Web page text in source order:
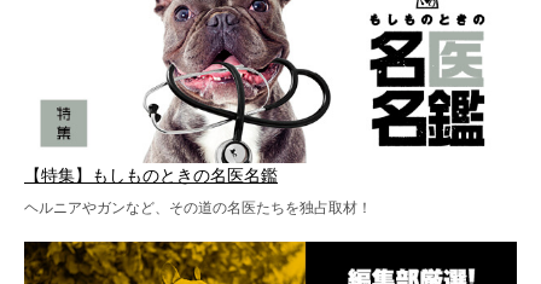
【特集】もしものときの名医名鑑
ヘルニアやガンなど、その道の名医たちを独占取材！